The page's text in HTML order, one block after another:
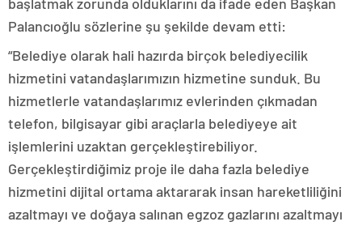
Palancıoğlu sözlerine şu şekilde devam etti:
“Belediye olarak hali hazırda birçok belediyecilik
hizmetini vatandaşlarımızın hizmetine sunduk. Bu
hizmetlerle vatandaşlarımız evlerinden çıkmadan
telefon, bilgisayar gibi araçlarla belediyeye ait
işlemlerini uzaktan gerçekleştirebiliyor.
Gerçekleştirdiğimiz proje ile daha fazla belediye
hizmetini dijital ortama aktararak insan hareketliliğini
azaltmayı ve doğaya salınan egzoz gazlarını azaltmayı